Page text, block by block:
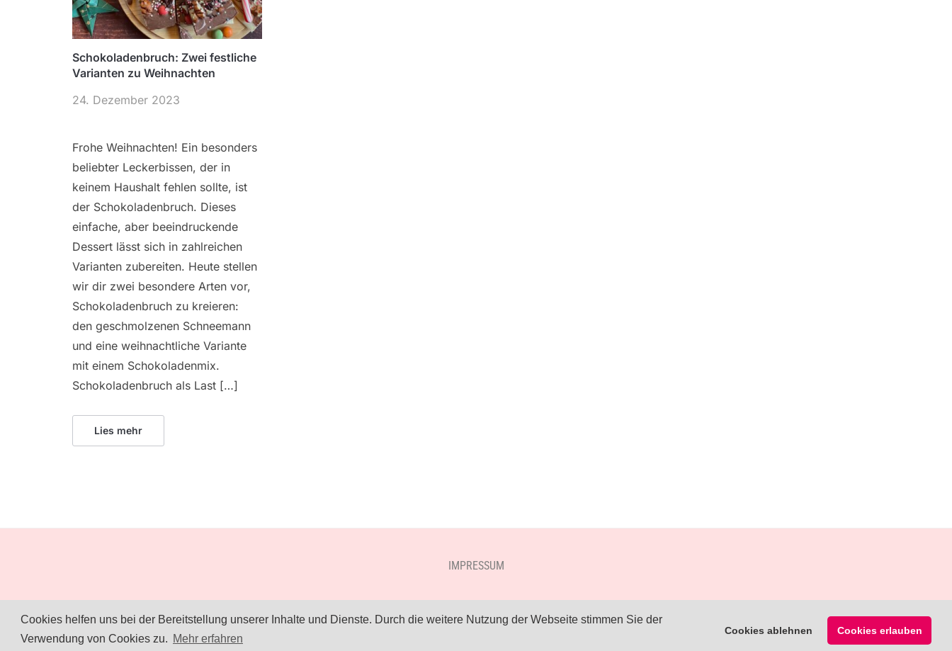
Cookies helfen uns bei der Bereitstellung unserer Inhalte und Dienste. Durch die weitere Nutzung der Webseite stimmen Sie der
Verwendung von Cookies zu. Mehr erfahren
Cookies ablehnen Cookies erlauben
Schokoladenbruch: Zwei festliche
Varianten zu Weihnachten
24. Dezember 2023
Frohe Weihnachten! Ein besonders
beliebter Leckerbissen, der in
keinem Haushalt fehlen sollte, ist
der Schokoladenbruch. Dieses
einfache, aber beeindruckende
Dessert lässt sich in zahlreichen
Varianten zubereiten. Heute stellen
wir dir zwei besondere Arten vor,
Schokoladenbruch zu kreieren:
den geschmolzenen Schneemann
und eine weihnachtliche Variante
mit einem Schokoladenmix.
Schokoladenbruch als Last […]
Lies mehr
IMPRESSUM